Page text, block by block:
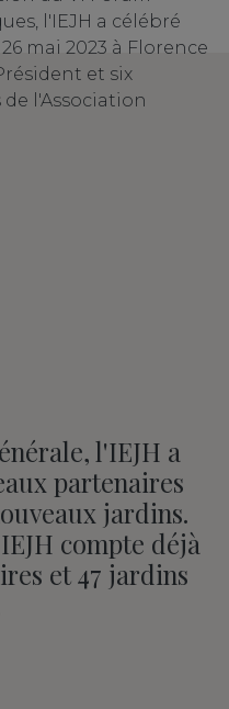
l'IEJH a
partenaires
jardins.
compte déjà
et 47 jardins